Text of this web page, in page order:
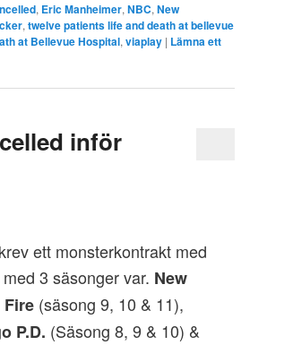
, Eric Manheimer, NBC, New
, twelve patients life and death at bellevue
at Bellevue Hospital, viaplay | Lämna ett
inför
ett monsterkontrakt med
3 säsonger var. New
(säsong 9, 10 & 11),
P.D. (Säsong 8, 9 & 10) &